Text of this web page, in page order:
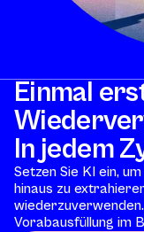
Einmal
In jedem
Setzen Sie KI ein,
hinaus zu
Vorabausfüllung im